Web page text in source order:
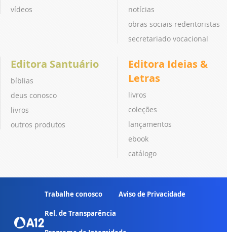
vídeos
notícias
obras sociais redentoristas
secretariado vocacional
Editora Santuário
bíblias
deus conosco
livros
outros produtos
Editora Ideias &
Letras
livros
coleções
lançamentos
ebook
catálogo
Trabalhe conosco Aviso de Privacidade
Rel. de Transparência